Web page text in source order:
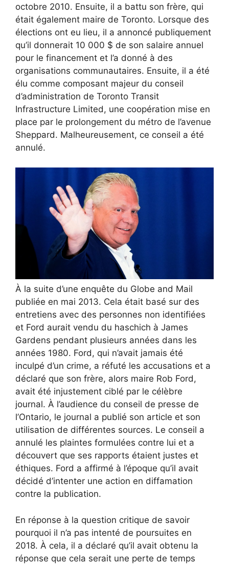
octobre 2010. Ensuite, il a battu son frère, qui
était également maire de Toronto. Lorsque des
élections ont eu lieu, il a annoncé publiquement
qu’il donnerait 10 000 $ de son salaire annuel
pour le financement et l’a donné à des
organisations communautaires. Ensuite, il a été
élu comme composant majeur du conseil
d’administration de Toronto Transit
Infrastructure Limited, une coopération mise en
place par le prolongement du métro de l’avenue
Sheppard. Malheureusement, ce conseil a été
annulé.
À la suite d’une enquête du Globe and Mail
publiée en mai 2013. Cela était basé sur des
entretiens avec des personnes non identifiées
et Ford aurait vendu du haschich à James
Gardens pendant plusieurs années dans les
années 1980. Ford, qui n’avait jamais été
inculpé d’un crime, a réfuté les accusations et a
déclaré que son frère, alors maire Rob Ford,
avait été injustement ciblé par le célèbre
journal. À l’audience du conseil de presse de
l’Ontario, le journal a publié son article et son
utilisation de différentes sources. Le conseil a
annulé les plaintes formulées contre lui et a
découvert que ses rapports étaient justes et
éthiques. Ford a affirmé à l’époque qu’il avait
décidé d’intenter une action en diffamation
contre la publication.
En réponse à la question critique de savoir
pourquoi il n’a pas intenté de poursuites en
2018. À cela, il a déclaré qu’il avait obtenu la
réponse que cela serait une perte de temps